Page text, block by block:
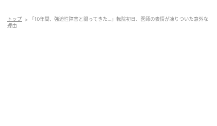
次の記事
トップ
「10年間、強迫性障害と闘ってきた…」転院初日、医師の表情が凍りついた意外な
理由